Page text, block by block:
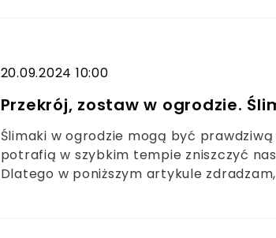
20.09.2024 10:00
Przekrój, zostaw w ogrodzie.
Ślimaki w ogrodzie mogą być
potrafią w szybkim tempie zniszczyć
Dlatego w poniższym artykule